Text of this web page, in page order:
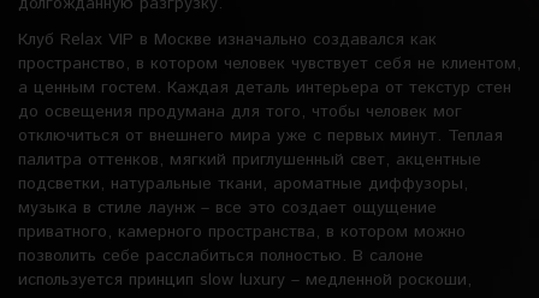
Клуб Relax VIP в Москве изначально создавался как
пространство, в котором человек чувствует себя не клиентом,
а ценным гостем. Каждая деталь интерьера от текстур стен
до освещения продумана для того, чтобы человек мог
отключиться от внешнего мира уже с первых минут. Теплая
палитра оттенков, мягкий приглушенный свет, акцентные
подсветки, натуральные ткани, ароматные диффузоры,
музыка в стиле лаунж – все это создает ощущение
приватного, камерного пространства, в котором можно
позволить себе расслабиться полностью. В салоне
используется принцип slow luxury – медленной роскоши,